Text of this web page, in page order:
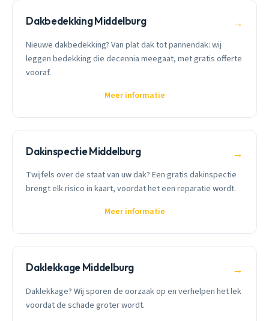
Dakbedekking Middelburg →
Nieuwe dakbedekking? Van plat dak tot pannendak: wij
leggen bedekking die decennia meegaat, met gratis offerte
vooraf.
Meer informatie
Dakinspectie Middelburg →
Twijfels over de staat van uw dak? Een gratis dakinspectie
brengt elk risico in kaart, voordat het een reparatie wordt.
Meer informatie
Daklekkage Middelburg →
Daklekkage? Wij sporen de oorzaak op en verhelpen het lek
voordat de schade groter wordt.